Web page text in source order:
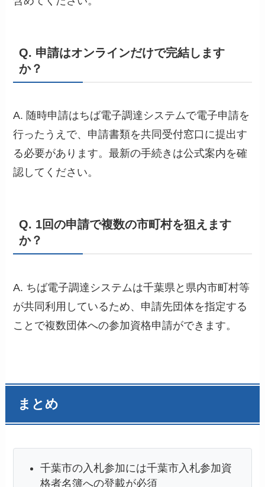
Q. 申請はオンラインだけで完結します
か？
A. 随時申請はちば電子調達システムで電子申請を
行ったうえで、申請書類を共同受付窓口に提出す
る必要があります。最新の手続きは公式案内を確
認してください。
Q. 1回の申請で複数の市町村を狙えます
か？
A. ちば電子調達システムは千葉県と県内市町村等
が共同利用しているため、申請先団体を指定する
ことで複数団体への参加資格申請ができます。
まとめ
千葉市の入札参加には千葉市入札参加資
格者名簿への登載が必須